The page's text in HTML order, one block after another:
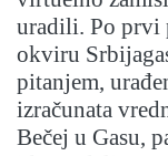
uradili. Po prvi
okviru
pitanjem,
izračunata
Bečej u Gasu,